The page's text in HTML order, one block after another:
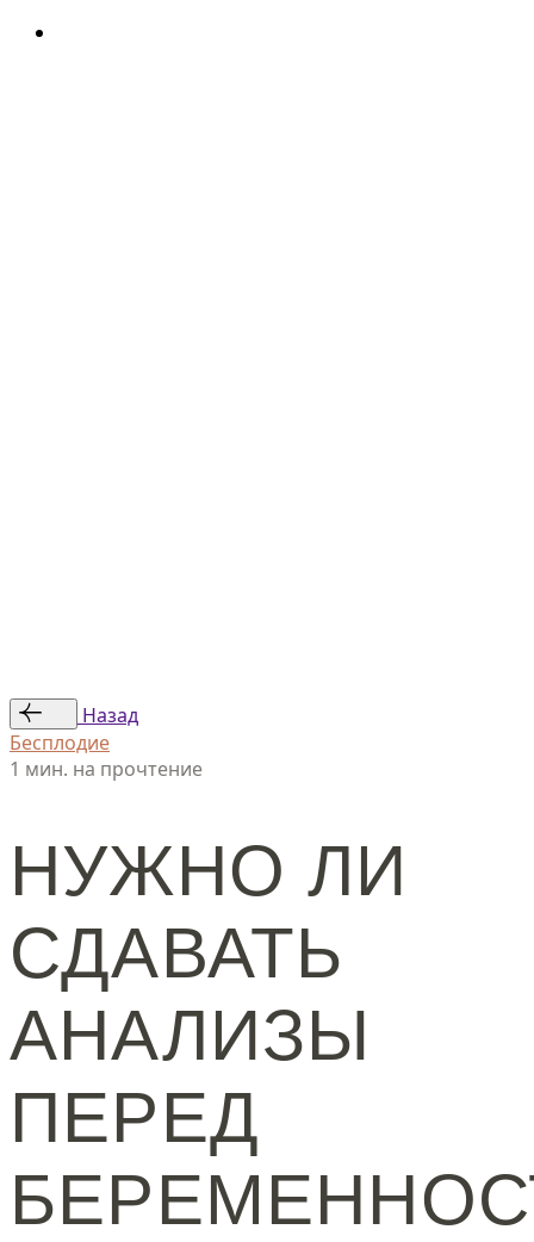
Назад
Бесплодие
1 мин. на прочтение
НУЖНО ЛИ
СДАВАТЬ
АНАЛИЗЫ
ПЕРЕД